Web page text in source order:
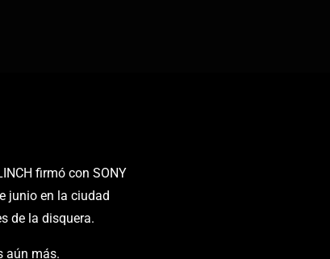
firmó con SONY
junio en la ciudad
de la disquera.
aún más.